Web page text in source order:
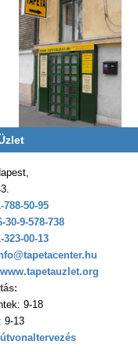
788-50-95
30-9-578-738
323-00-13
9-18
9-13